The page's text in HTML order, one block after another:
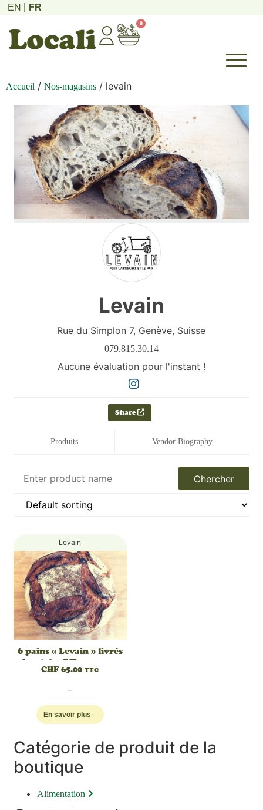
EN FR
0
Accueil / Nos-magasins / levain
Catégorie de produit de la
boutique
Alimentation
Levain
Rue du Simplon 7, Genève, Suisse
079.815.30.14
Aucune évaluation pour l'instant !
Share
Produits Vendor Biography
6 pains « Levain » livrés
chez toi – Offre
découverte
CHF65.00 TTC
Levain
En savoir plus